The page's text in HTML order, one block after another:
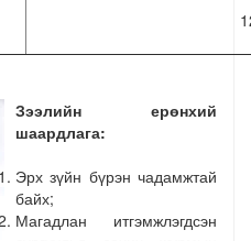
Зээлийн ерөнхий
шаардлага:
Эрх зүйн бүрэн чадамжтай
байх;
Магадлан итгэмжлэгдсэн